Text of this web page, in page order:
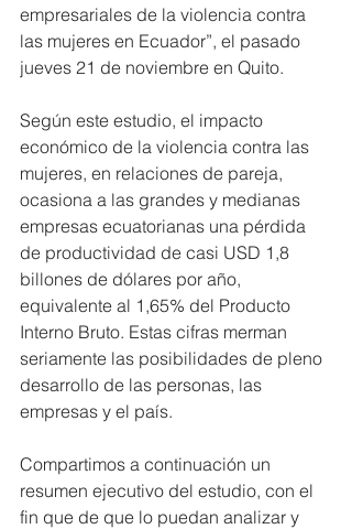
empresariales de la violencia contra
las mujeres en Ecuador”, el pasado
jueves 21 de noviembre en Quito.
Según este estudio, el impacto
económico de la violencia contra las
mujeres, en relaciones de pareja,
ocasiona a las grandes y medianas
empresas ecuatorianas una pérdida
de productividad de casi USD 1,8
billones de dólares por año,
equivalente al 1,65% del Producto
Interno Bruto. Estas cifras merman
seriamente las posibilidades de pleno
desarrollo de las personas, las
empresas y el país.
Compartimos a continuación un
resumen ejecutivo del estudio, con el
fin que de que lo puedan analizar y